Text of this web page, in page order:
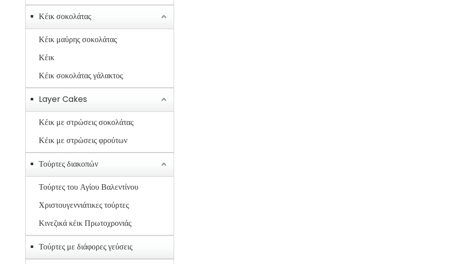
Κέικ σοκολάτας
Κέικ μαύρης σοκολάτας
Κέικ
Κέικ σοκολάτας γάλακτος
Layer Cakes
Κέικ με στρώσεις σοκολάτας
Κέικ με στρώσεις φρούτων
Τούρτες διακοπών
Τούρτες του Αγίου Βαλεντίνου
Χριστουγεννιάτικες τούρτες
Κινεζικά κέικ Πρωτοχρονιάς
Τούρτες με διάφορες γεύσεις